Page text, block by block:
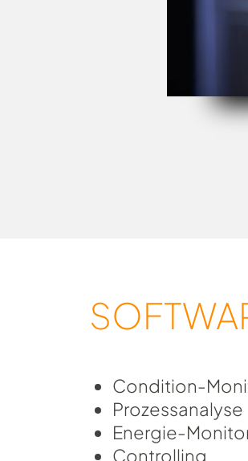
Condition-
Prozessanalyse
Energie-
Controlling